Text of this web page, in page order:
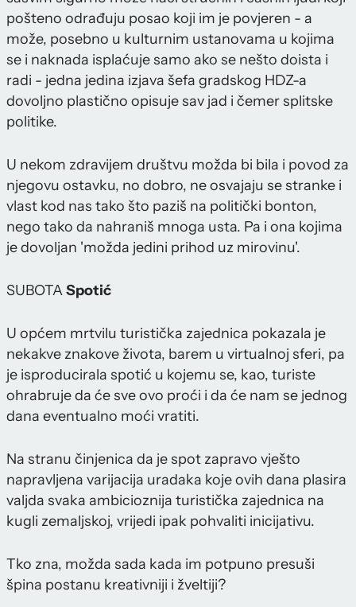
pošteno odrađuju posao koji im je povjeren - a
može, posebno u kulturnim ustanovama u kojima
se i naknada isplaćuje samo ako se nešto doista i
radi - jedna jedina izjava šefa gradskog HDZ-a
dovoljno plastično opisuje sav jad i čemer splitske
politike.
U nekom zdravijem društvu možda bi bila i povod za
njegovu ostavku, no dobro, ne osvajaju se stranke i
vlast kod nas tako što paziš na politički bonton,
nego tako da nahraniš mnoga usta. Pa i ona kojima
je dovoljan 'možda jedini prihod uz mirovinu'.
SUBOTASpotić
U općem mrtvilu turistička zajednica pokazala je
nekakve znakove života, barem u virtualnoj sferi, pa
je isproducirala spotić u kojemu se, kao, turiste
ohrabruje da će sve ovo proći i da će nam se jednog
dana eventualno moći vratiti.
Na stranu činjenica da je spot zapravo vješto
napravljena varijacija uradaka koje ovih dana plasira
valjda svaka ambicioznija turistička zajednica na
kugli zemaljskoj, vrijedi ipak pohvaliti inicijativu.
Tko zna, možda sada kada im potpuno presuši
špina postanu kreativniji i žveltiji?